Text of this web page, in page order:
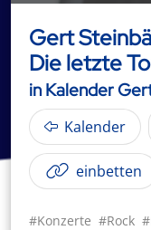
Gert
Die letzte
in Kalender
Kalender
einbetten
#Konzerte #Rock